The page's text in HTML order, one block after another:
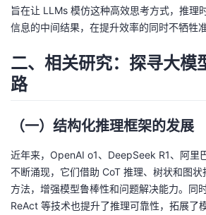
动
关
的
开
发
者
学
堂
我
的
Programs
我
的
支
持
我
旨在让 LLMs 模仿这种高效思考方式，推理
信息的中间结果，在提升效率的同时不牺牲准
二、相关研究：探寻大模
路
（一）结构化推理框架的发展
近年来，OpenAI o1、DeepSeek R1、阿里
不断涌现，它们借助 CoT 推理、树状和图
方法，增强模型鲁棒性和问题解决能力。同
ReAct 等技术也提升了推理可靠性，拓展了